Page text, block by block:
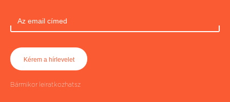
Bármikor leiratkozhatsz